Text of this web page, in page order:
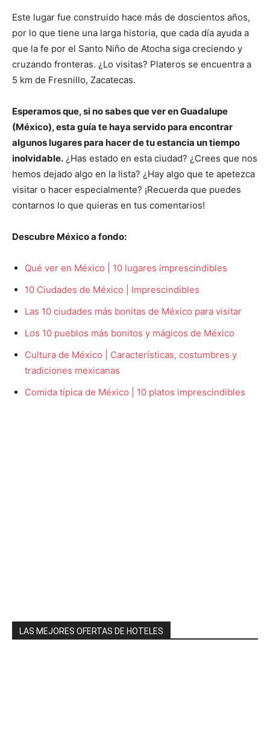
Este lugar fue construido hace más de doscientos años,
por lo que tiene una larga historia, que cada día ayuda a
que la fe por el Santo Niño de Atocha siga creciendo y
cruzando fronteras. ¿Lo visitas? Plateros se encuentra a
5 km de Fresnillo, Zacatecas.
Esperamos que, si no sabes que ver en Guadalupe
(México), esta guía te haya servido para encontrar
algunos lugares para hacer de tu estancia un tiempo
inolvidable. ¿Has estado en esta ciudad? ¿Crees que nos
hemos dejado algo en la lista? ¿Hay algo que te apetezca
visitar o hacer especialmente? ¡Recuerda que puedes
contarnos lo que quieras en tus comentarios!
Descubre México a fondo:
Qué ver en México | 10 lugares imprescindibles
10 Ciudades de México | Imprescindibles
Las 10 ciudades más bonitas de México para visitar
Los 10 pueblos más bonitos y mágicos de México
Cultura de México | Características, costumbres y
tradiciones mexicanas
Comida típica de México | 10 platos imprescindibles
LAS MEJORES OFERTAS DE HOTELES